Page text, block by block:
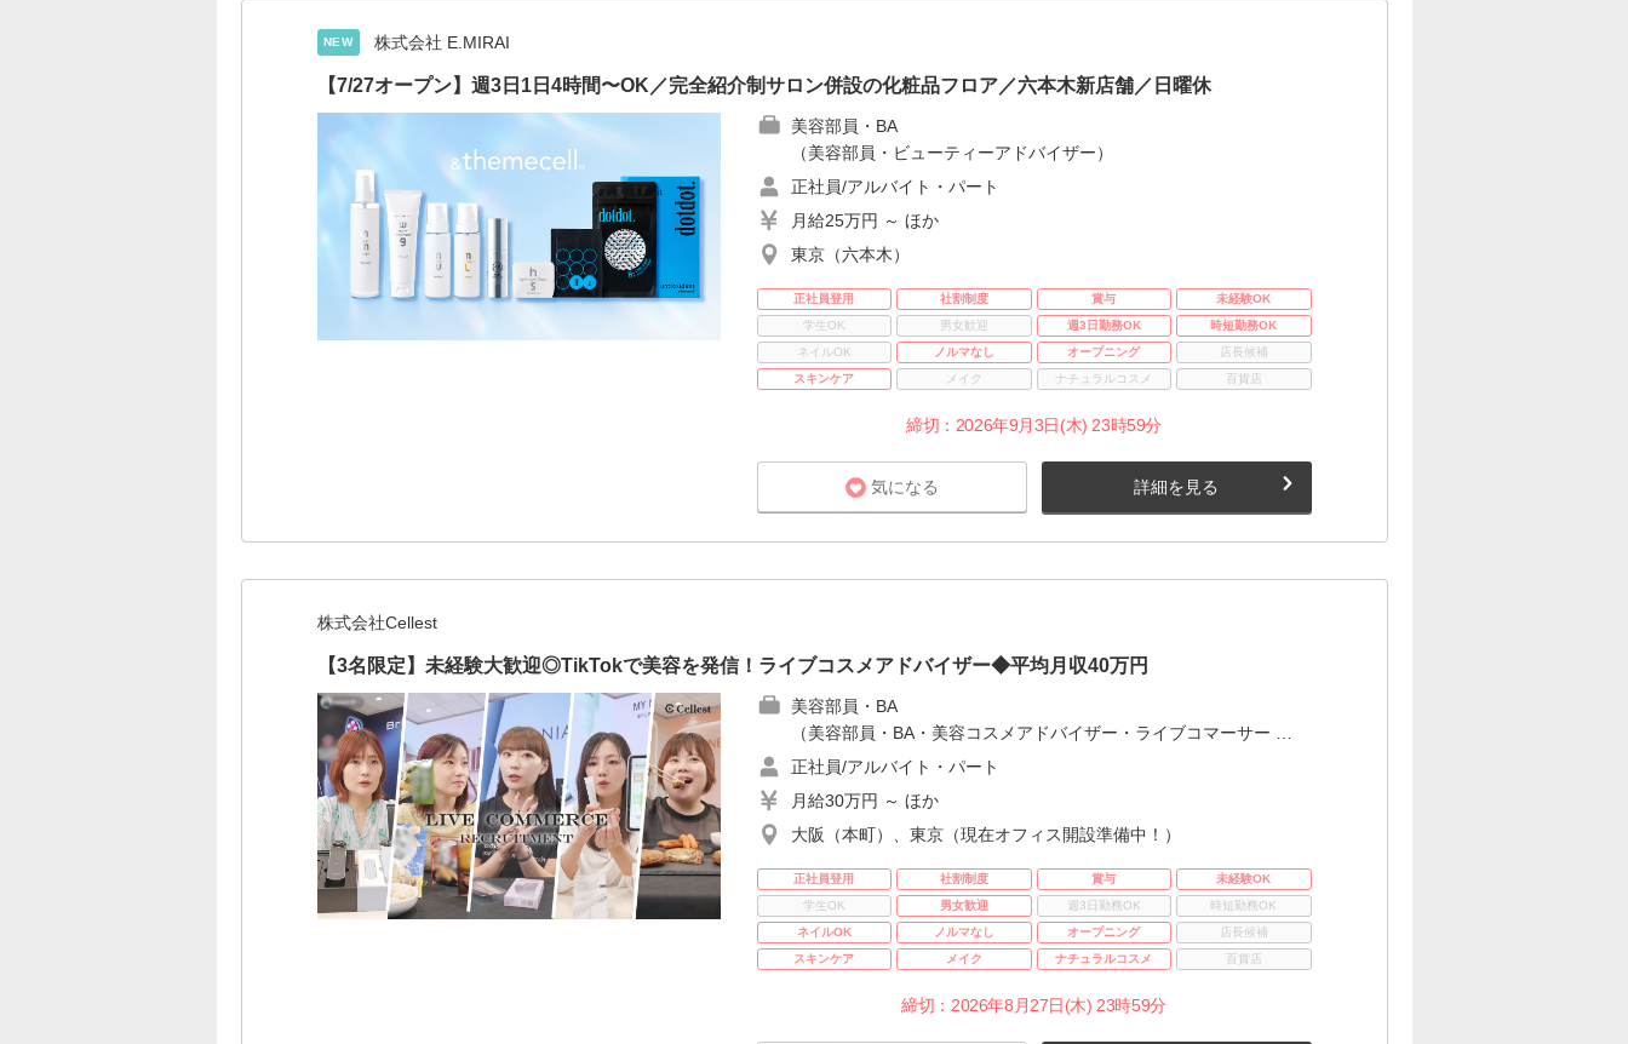
NEW 株式会社 E.MIRAI
【7/27オープン】週3日1日4時間〜OK／完全紹介制サロン併設の化粧品フロア／六本木新店舗／日曜休
美容部員・BA
（美容部員・ビューティーアドバイザー）
正社員/アルバイト・パート
月給25万円 ～ ほか
東京（六本木）
正社員登用 社割制度 賞与
未経験OK
学生OK
男女歓迎 週3日勤務OK
時短勤務OK
ネイルOK
ノルマなし オープニング
店長候補
スキンケア
メイク ナチュラルコスメ 百貨店
締切：2026年9月3日(木) 23時59分
気になる 詳細を見る
株式会社Cellest
【3名限定】未経験大歓迎◎TikTokで美容を発信！ライブコスメアドバイザー◆平均月収40万円
美容部員・BA
（美容部員・BA・美容コスメアドバイザー・ライブコマーサー …
正社員/アルバイト・パート
月給30万円 ～ ほか
大阪（本町）、東京（現在オフィス開設準備中！）
正社員登用 社割制度 賞与
未経験OK
学生OK
男女歓迎 週3日勤務OK
時短勤務OK
ネイルOK
ノルマなし オープニング
店長候補
スキンケア
メイク ナチュラルコスメ 百貨店
締切：2026年8月27日(木) 23時59分